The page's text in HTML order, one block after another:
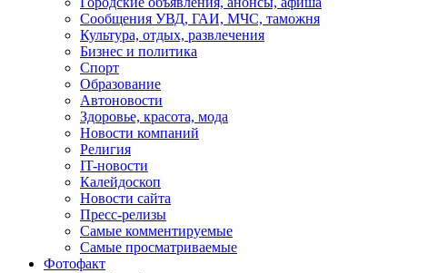
Сообщения УВД, ГАИ, МЧС, таможня
Культура, отдых, развлечения
Бизнес и политика
Спорт
Образование
Автоновости
Здоровье, красота, мода
Новости компаний
Религия
IT-новости
Калейдоскоп
Новости сайта
Пресс-релизы
Самые комментируемые
Самые просматриваемые
Фотофакт